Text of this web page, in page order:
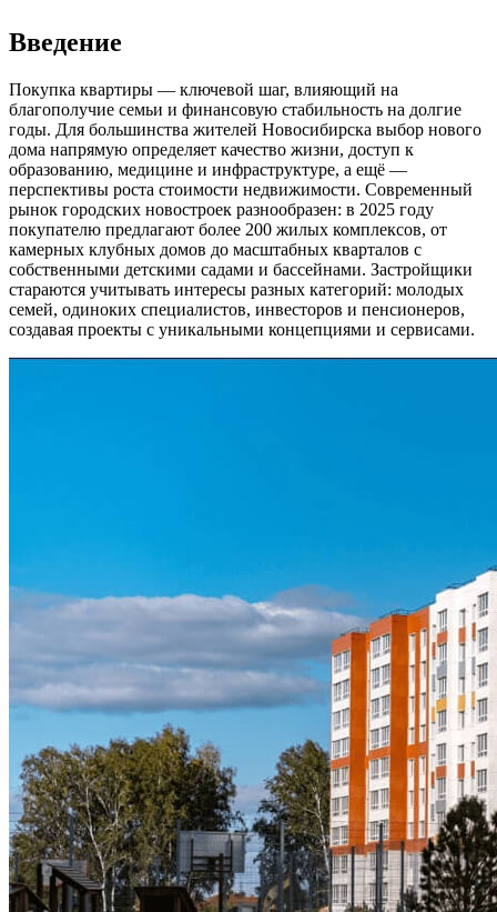
Введение
Покупка квартиры — ключевой шаг, влияющий на
благополучие семьи и финансовую стабильность на долгие
годы. Для большинства жителей Новосибирска выбор нового
дома напрямую определяет качество жизни, доступ к
образованию, медицине и инфраструктуре, а ещё —
перспективы роста стоимости недвижимости. Современный
рынок городских новостроек разнообразен: в 2025 году
покупателю предлагают более 200 жилых комплексов, от
камерных клубных домов до масштабных кварталов с
собственными детскими садами и бассейнами. Застройщики
стараются учитывать интересы разных категорий: молодых
семей, одиноких специалистов, инвесторов и пенсионеров,
создавая проекты с уникальными концепциями и сервисами.